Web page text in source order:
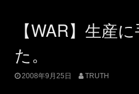
【WAR】生産
た。
2008年9月25日 TRUTH